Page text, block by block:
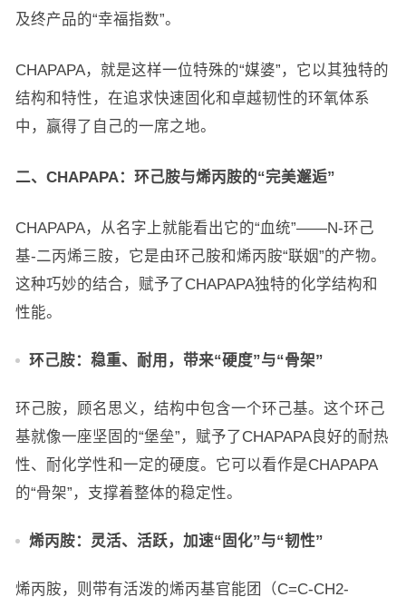
及终产品的“幸福指数”。
CHAPAPA，就是这样一位特殊的“媒婆”，它以其独特的
结构和特性，在追求快速固化和卓越韧性的环氧体系
中，赢得了自己的一席之地。
二、CHAPAPA：环己胺与烯丙胺的“完美邂逅”
CHAPAPA，从名字上就能看出它的“血统”——N-环己
基-二丙烯三胺，它是由环己胺和烯丙胺“联姻”的产物。
这种巧妙的结合，赋予了CHAPAPA独特的化学结构和
性能。
环己胺：稳重、耐用，带来“硬度”与“骨架”
环己胺，顾名思义，结构中包含一个环己基。这个环己
基就像一座坚固的“堡垒”，赋予了CHAPAPA良好的耐热
性、耐化学性和一定的硬度。它可以看作是CHAPAPA
的“骨架”，支撑着整体的稳定性。
烯丙胺：灵活、活跃，加速“固化”与“韧性”
烯丙胺，则带有活泼的烯丙基官能团（C=C-CH2-